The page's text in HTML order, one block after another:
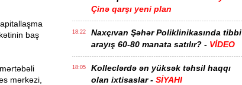
baş
mərkəzi,
Çinə qarşı yeni plan
18:22
Naxçıvan Şəhər Poliklinikasında tibbi
arayış 60-80 manata satılır? - VİDEO
18:05
Kolleclərdə ən yüksək təhsil haqqı
olan ixtisaslar - SİYAHI